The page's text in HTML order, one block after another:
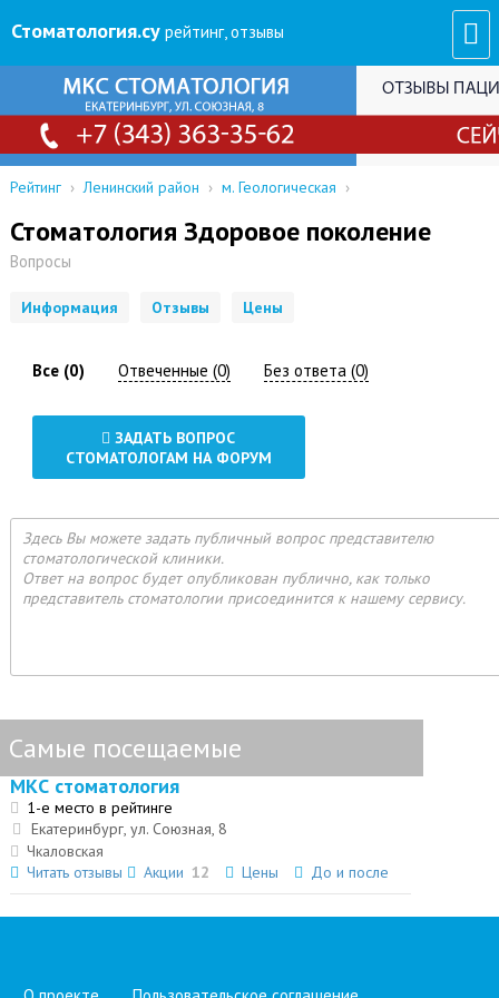
Стоматология.су рейтинг, отзывы
Рейтинг › Ленинский район › м. Геологическая ›
Стоматология Здоровое поколение
Вопросы
Информация Отзывы Цены
Все (0) Отвеченные (0) Без ответа (0)
ЗАДАТЬ ВОПРОС
СТОМАТОЛОГАМ НА ФОРУМ
Здесь Вы можете задать публичный вопрос представителю
стоматологической клиники.
Ответ на вопрос будет опубликован публично, как только
представитель стоматологии присоединится к нашему сервису.
Самые посещаемые
МКС стоматология
1-е место в рейтинге
Екатеринбург, ул. Союзная, 8
Чкаловская
Читать отзывы
Акции 12 Цены До и после